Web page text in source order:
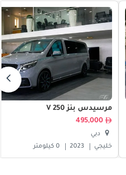
مرسيدس بنز V 250
495,000
دبي
خليجي
2023 0 كيلومتر